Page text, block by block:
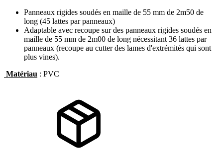
Panneaux rigides soudés en maille de 55 mm de 2m50 de
long (45 lattes par panneaux)
Adaptable avec recoupe sur des panneaux rigides soudés en
maille de 55 mm de 2m00 de long nécessitant 36 lattes par
panneaux (recoupe au cutter des lames d'extrémités qui sont
plus vines).
Matériau : PVC